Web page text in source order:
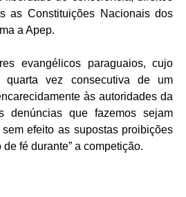
as Constituições Nacionais dos
a Apep.
evangélicos paraguaios, cujo
quarta vez consecutiva de um
às autoridades da
denúncias que fazemos sejam
efeito as supostas proibições
fé durante” a competição.